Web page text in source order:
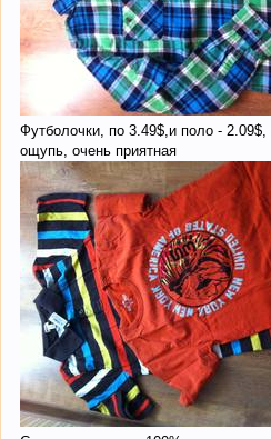
Футболочки, по 3.49$,и поло - 2.09$,
ощупь, очень приятная